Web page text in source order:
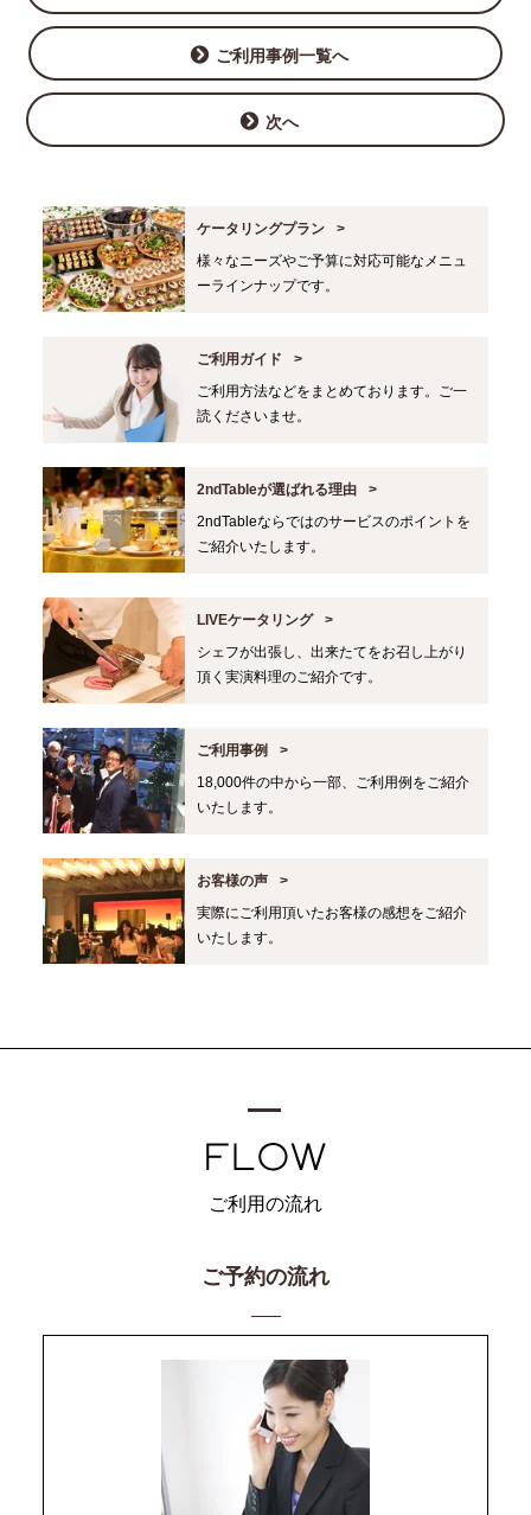
ご利用事例一覧へ
次へ
ケータリングプラン
様々なニーズやご予算に対応可能なメニュ
ーラインナップです。
ご利用ガイド
ご利用方法などをまとめております。ご一
読くださいませ。
2ndTableが選ばれる理由
2ndTableならではのサービスのポイントを
ご紹介いたします。
LIVEケータリング
シェフが出張し、出来たてをお召し上がり
頂く実演料理のご紹介です。
ご利用事例
18,000件の中から一部、ご利用例をご紹介
いたします。
お客様の声
実際にご利用頂いたお客様の感想をご紹介
いたします。
ご利用の流れ
ご予約の流れ